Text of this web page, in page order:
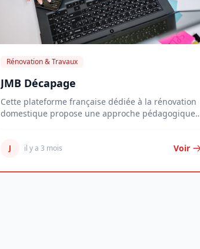
Rénovation & Travaux
JMB Décapage
Cette plateforme française dédiée à la rénovation
domestique propose une approche pédagogique
J il y a 3 mois Voir